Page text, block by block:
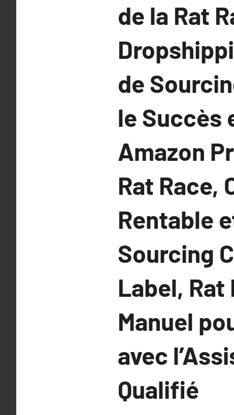
de la Rat
de
le Succès
Amazon
Rat Race,
Rentable
Sourcing
Label,
Manuel
avec
Qualifié